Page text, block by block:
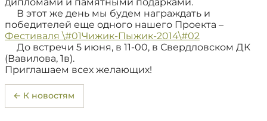
В этот же день мы будем награждать и
победителей еще одного нашего Проекта –
Фестиваля \#01Чижик-Пыжик-2014\#02
До встречи 5 июня, в 11-00, в Свердловском ДК
(Вавилова, 1в).
Приглашаем всех желающих!
← К новостям